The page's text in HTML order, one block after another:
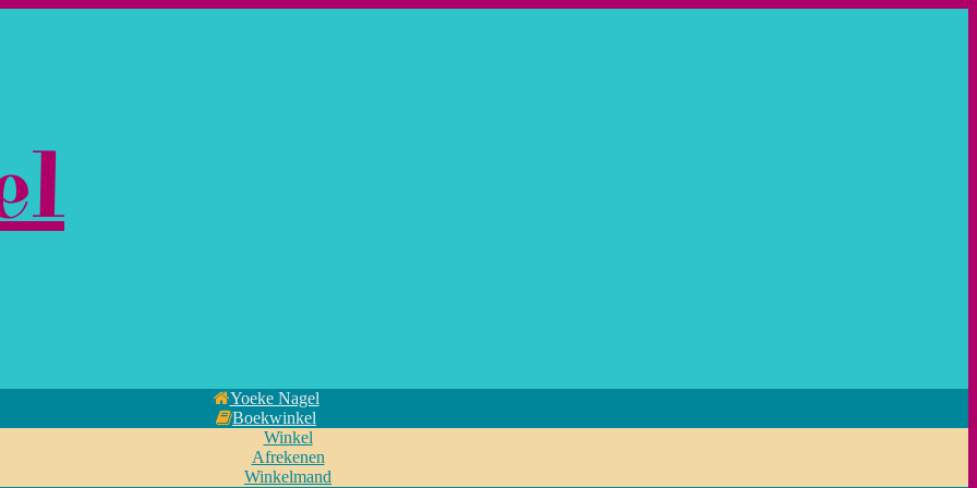
Yoeke Nagel
Boekwinkel
Winkel
Afrekenen
Winkelmand